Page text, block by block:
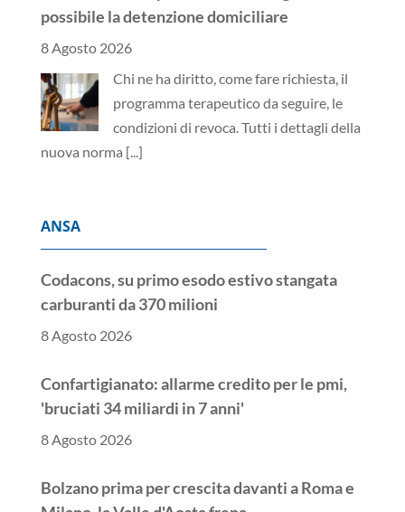
programma terapeutico da seguire, le
ANSA
Codacons, su primo esodo estivo stangata
8 Agosto 2026
Confartigianato: allarme credito per le pmi,
8 Agosto 2026
Bolzano prima per crescita davanti a Roma e
8 Agosto 2026